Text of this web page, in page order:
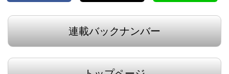
連載バックナンバー